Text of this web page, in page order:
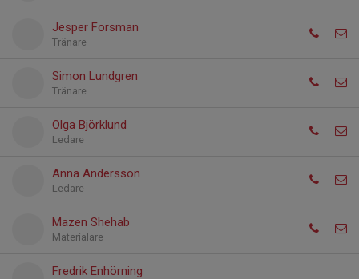
Jesper Forsman
Tränare
Simon Lundgren
Tränare
Olga Björklund
Ledare
Anna Andersson
Ledare
Mazen Shehab
Materialare
Fredrik Enhörning